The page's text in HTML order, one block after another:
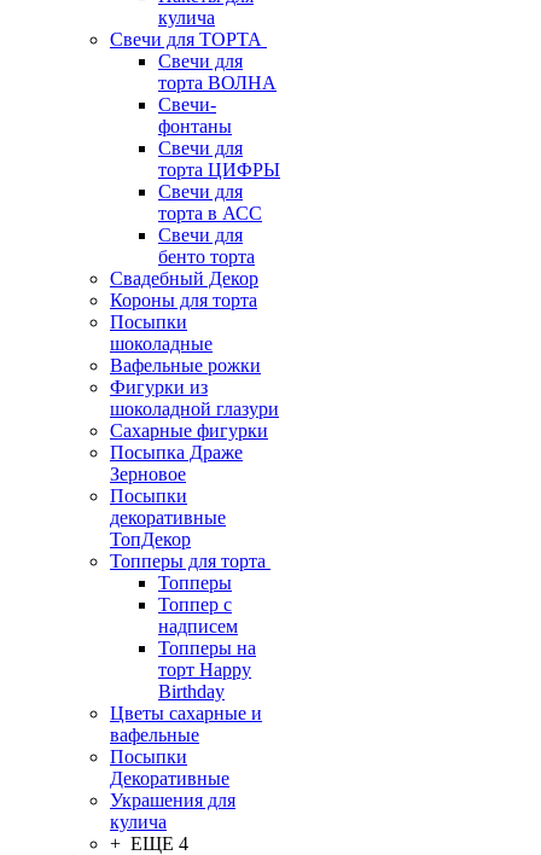
кулича
Свечи для ТОРТА
Свечи для
торта ВОЛНА
Свечи-
фонтаны
Свечи для
торта ЦИФРЫ
Свечи для
торта в АСС
Свечи для
бенто торта
Свадебный Декор
Короны для торта
Посыпки
шоколадные
Вафельные рожки
Фигурки из
шоколадной глазури
Сахарные фигурки
Посыпка Драже
Зерновое
Посыпки
декоративные
ТопДекор
Топперы для торта
Топперы
Топпер с
надписем
Топперы на
торт Happy
Birthday
Цветы сахарные и
вафельные
Посыпки
Декоративные
Украшения для
кулича
+ ЕЩЕ 4